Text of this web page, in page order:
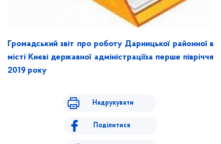
Громадський звіт про роботу Дарницької районної в
місті Києві державної адміністраціїза перше півріччя
2019 року
Надрукувати
Поділитися